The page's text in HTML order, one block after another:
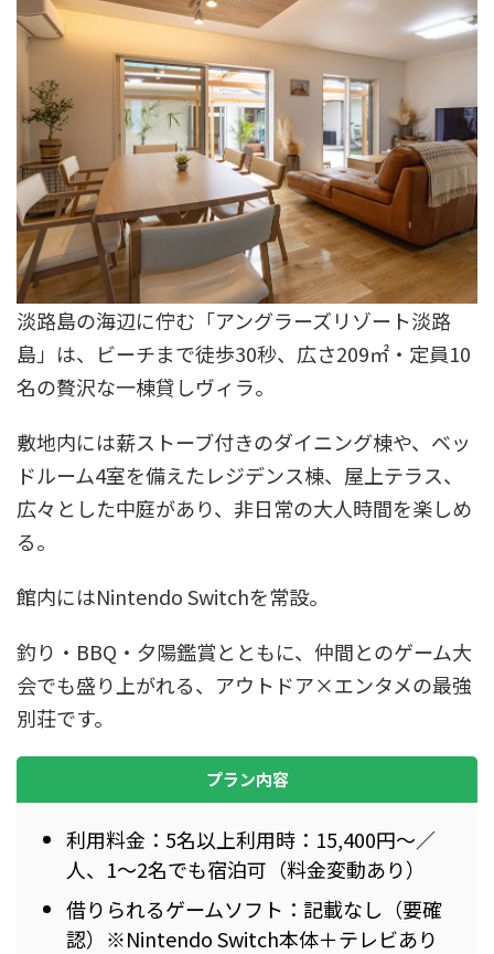
淡路島の海辺に佇む「アングラーズリゾート淡路
島」は、ビーチまで徒歩30秒、広さ209㎡・定員10
名の贅沢な一棟貸しヴィラ。
敷地内には薪ストーブ付きのダイニング棟や、ベッ
ドルーム4室を備えたレジデンス棟、屋上テラス、
広々とした中庭があり、非日常の大人時間を楽しめ
る。
館内にはNintendo Switchを常設。
釣り・BBQ・夕陽鑑賞とともに、仲間とのゲーム大
会でも盛り上がれる、アウトドア×エンタメの最強
別荘です。
プラン内容
利用料金：5名以上利用時：15,400円～／
人、1～2名でも宿泊可（料金変動あり）
借りられるゲームソフト：記載なし（要確
認）※Nintendo Switch本体＋テレビあり